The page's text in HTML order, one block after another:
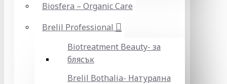
Biosfera – Organic Care
Brelil Professional
Biotreatment Beauty- за
блясък
Brelil Bothalia- Натурална